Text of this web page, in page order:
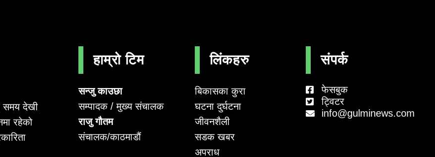
समय देखी
रहेको
हाम्रो टिम
सन्जु काउछा
सम्पादक / मुख्य संचालक
राजु गौतम
संचालक/काठमाडौं
लिंकहरु
बिकासका कुरा
घटना दुर्घटना
जीवनशैली
सडक खबर
अपराध
संपर्क
फेसबुक
ट्विटर
info@gulminews.com